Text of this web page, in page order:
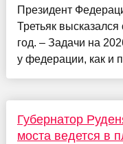
Президент
Третьяк
год. – Задачи на
у федерации, как и
Губернатор
моста ведется в